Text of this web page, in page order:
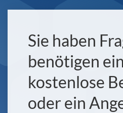
Sie haben
benötigen
kostenlose
oder ein